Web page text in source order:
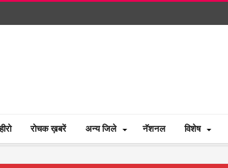
रोचक ख़बरें अन्य जिले नॅशनल विशेष